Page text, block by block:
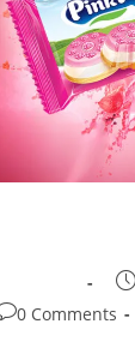
0 Comments